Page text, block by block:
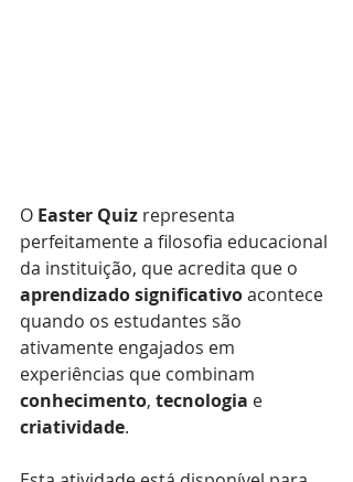
O Easter Quiz representa
perfeitamente a filosofia educacional
da instituição, que acredita que o
aprendizado significativo acontece
quando os estudantes são
ativamente engajados em
experiências que combinam
conhecimento, tecnologia e
criatividade.